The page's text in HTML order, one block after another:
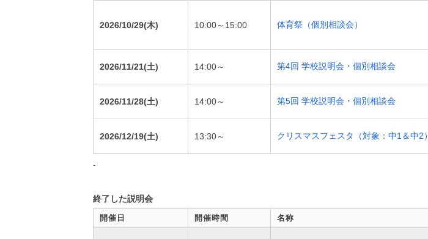
2026/10/29(木) 10:00～15:00 体育祭（個別相談会）
2026/11/21(土) 14:00～ 第4回 学校説明会・個別相談会
2026/11/28(土) 14:00～ 第5回 学校説明会・個別相談会
2026/12/19(土) 13:30～ クリスマスフェスタ（対象：中1＆中2）
-
終了した説明会
開催日 開催時間 名称